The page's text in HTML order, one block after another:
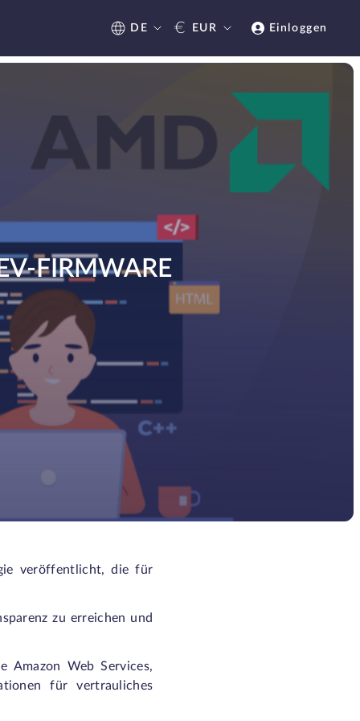
DE € EUR Einloggen
FIRMWARE
veröffentlicht, die für
zu erreichen und
Amazon Web Services,
für vertrauliches